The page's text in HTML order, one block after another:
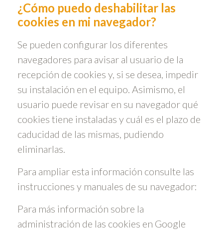
¿Cómo puedo deshabilitar las
cookies en mi navegador?
Se pueden configurar los diferentes
navegadores para avisar al usuario de la
recepción de cookies y, si se desea, impedir
su instalación en el equipo. Asimismo, el
usuario puede revisar en su navegador qué
cookies tiene instaladas y cuál es el plazo de
caducidad de las mismas, pudiendo
eliminarlas.
Para ampliar esta información consulte las
instrucciones y manuales de su navegador:
Para más información sobre la
administración de las cookies en Google